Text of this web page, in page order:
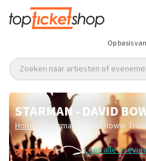
Op basis van
Zoeken naar artiesten of
STARMAN - DAVID
Home
Starman - David Bowie
Lees alle 4